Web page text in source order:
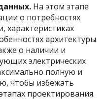
На этом этапе
о потребностях
характеристиках
архитектуры
о наличии и
электрических
полную и
чтобы избежать
проектирования.